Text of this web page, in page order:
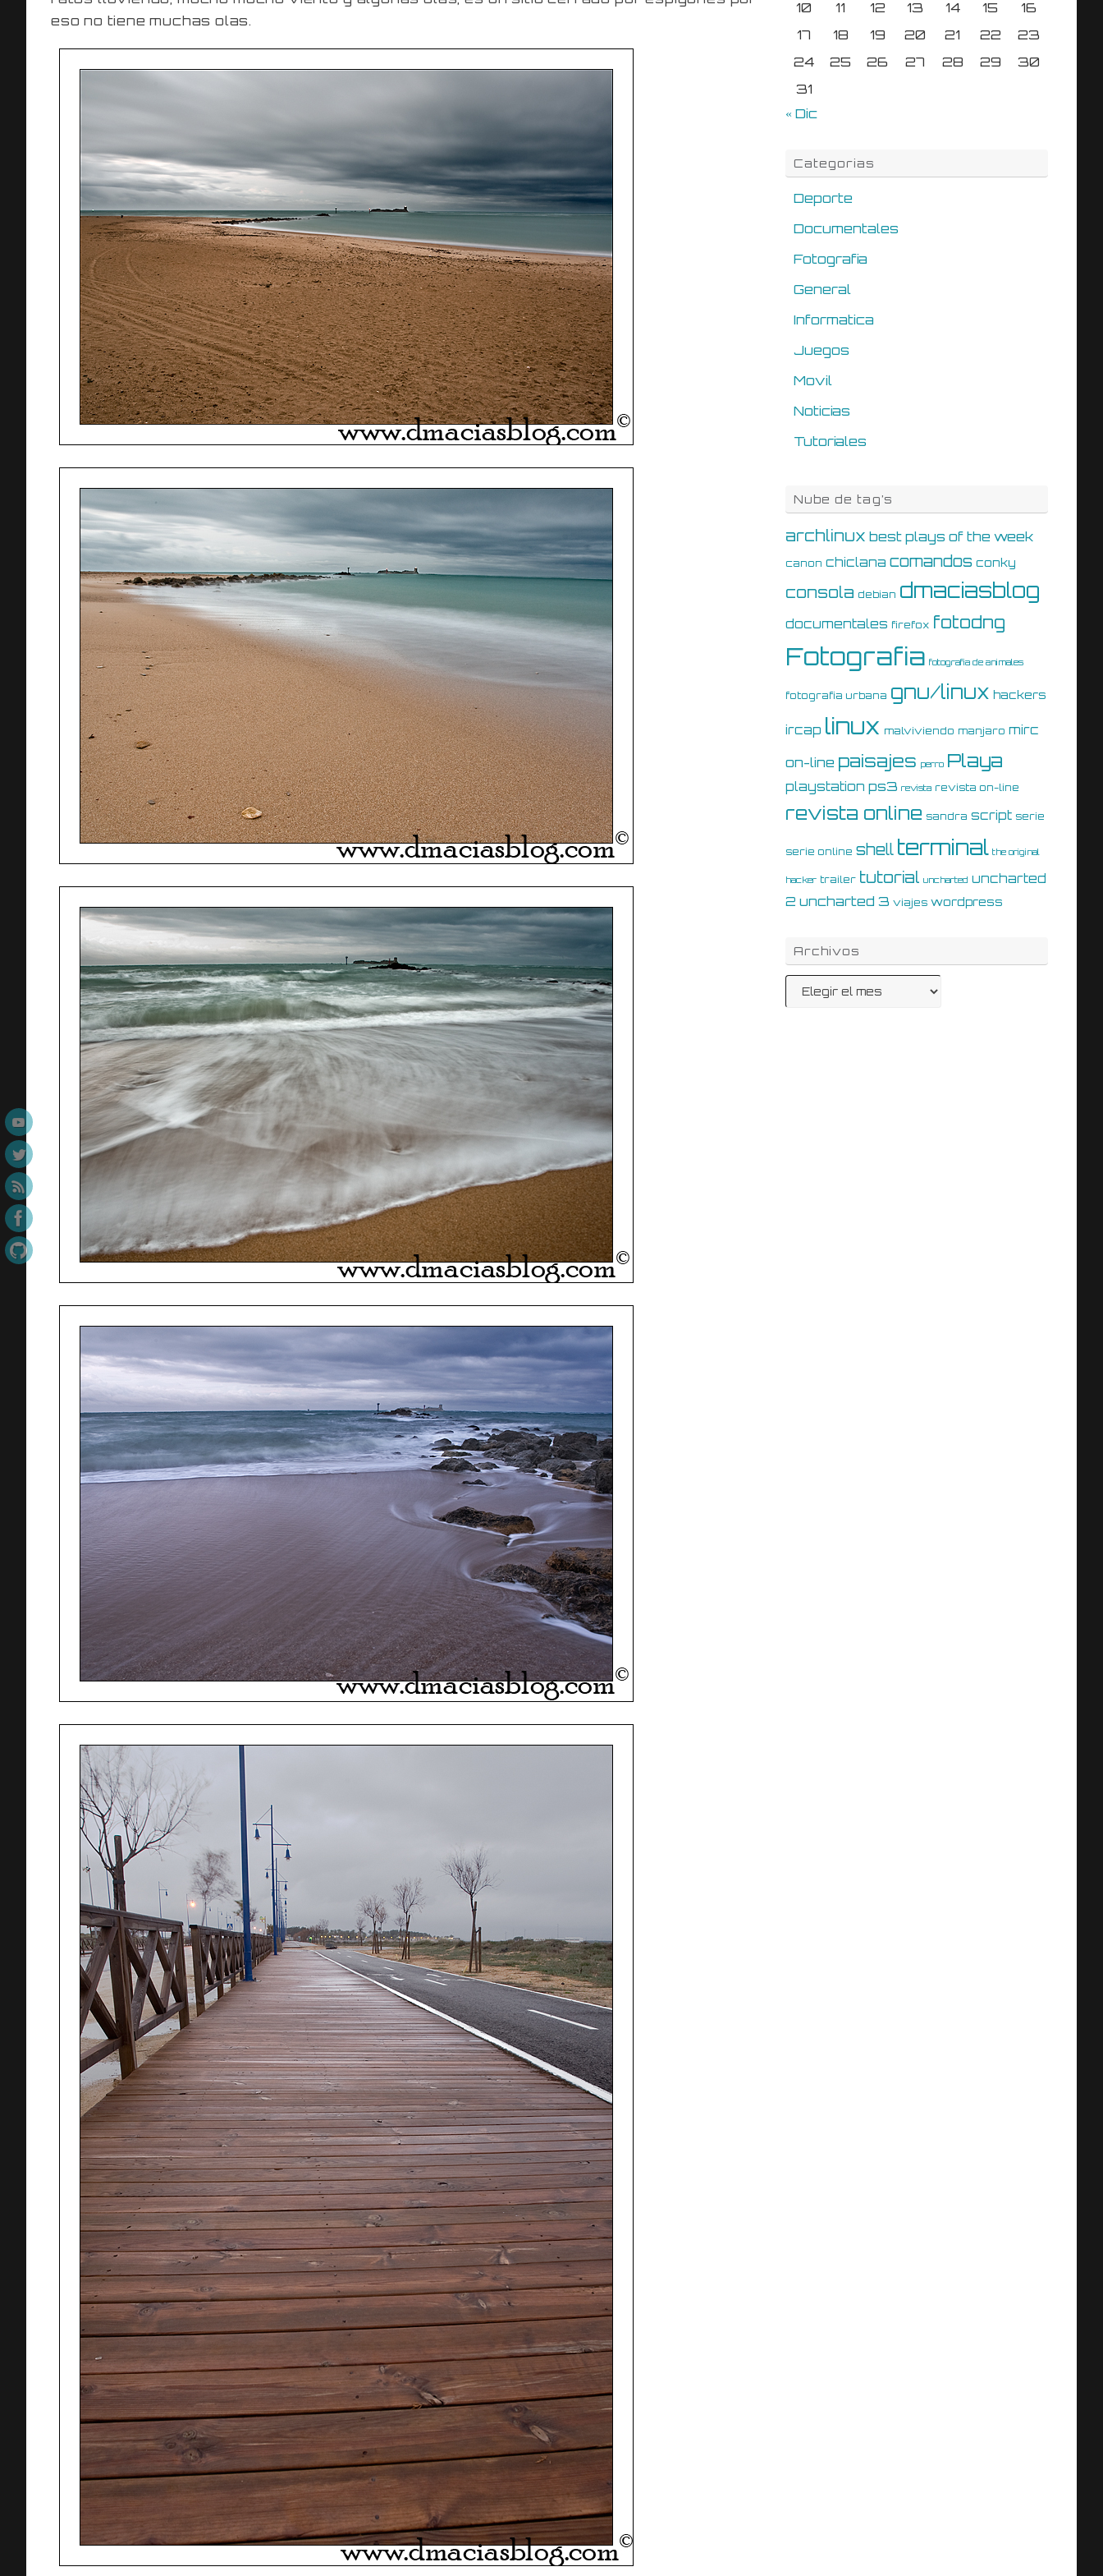
eso no tiene muchas olas.
10
11 12 13 14 15
16
17
18 19 20 21 22
23
24
25 26 27 28 29
30
31
« Dic
Categorias
Deporte
Documentales
Fotografia
General
Informatica
Juegos
Movil
Noticias
Tutoriales
Nube de tag’s
archlinux best plays of the week
canon chiclana comandos conky
consola debian dmaciasblog
documentales firefox fotodng
Fotografia fotografia de animales
fotografia urbana gnu/linux hackers
ircap linux malviviendo manjaro mirc
on-line paisajes perro Playa
playstation ps3 revista revista on-line
revista online sandra script serie
serie online shell terminal the original
hacker trailer tutorial uncharted uncharted
2 uncharted 3 viajes wordpress
Archivos
Archivos